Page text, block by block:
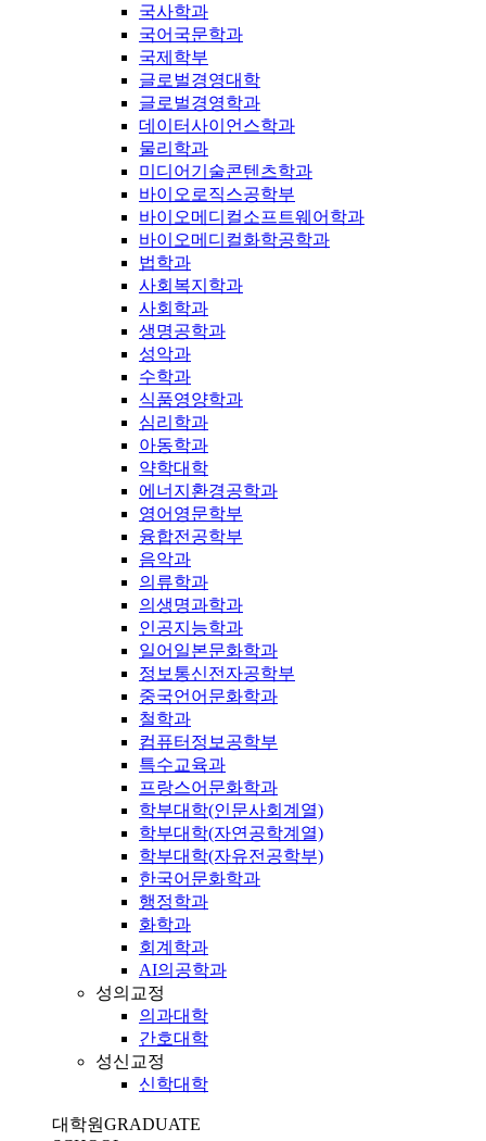
국사학과
국어국문학과
국제학부
글로벌경영대학
글로벌경영학과
데이터사이언스학과
물리학과
미디어기술콘텐츠학과
바이오로직스공학부
바이오메디컬소프트웨어학과
바이오메디컬화학공학과
법학과
사회복지학과
사회학과
생명공학과
성악과
수학과
식품영양학과
심리학과
아동학과
약학대학
에너지환경공학과
영어영문학부
융합전공학부
음악과
의류학과
의생명과학과
인공지능학과
일어일본문화학과
정보통신전자공학부
중국언어문화학과
철학과
컴퓨터정보공학부
특수교육과
프랑스어문화학과
학부대학(인문사회계열)
학부대학(자연공학계열)
학부대학(자유전공학부)
한국어문화학과
행정학과
화학과
회계학과
AI의공학과
성의교정
의과대학
간호대학
성신교정
신학대학
대학원GRADUATE